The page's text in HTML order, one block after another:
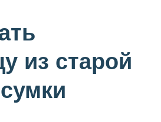
из старой